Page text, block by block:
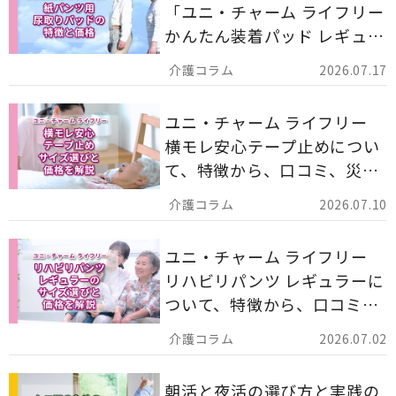
2026.07.17
「ユニ・チャーム ライフリー
かんたん装着パッド レギュラ
ー 計162枚」について解説し
ます。
2026.07.10
ユニ・チャーム ライフリー
横モレ安心テープ止めについ
て、特徴から、口コミ、災害
備蓄としての活用法まで分か
りやすく解説します。
2026.07.02
ユニ・チャーム ライフリー
リハビリパンツ レギュラーに
ついて、特徴から、口コミ、
災害備蓄としての活用法まで
分かりやすく解説します。
朝活と夜活の選び方と実践の